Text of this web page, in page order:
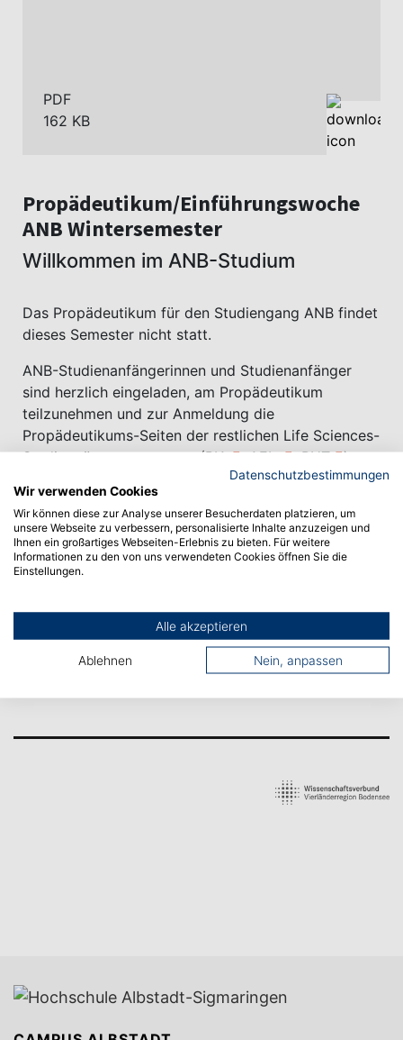
Propädeutikum/Einführungswoche
ANB Wintersemester
Willkommen im ANB-Studium
Das Propädeutikum für den Studiengang ANB findet
dieses Semester nicht statt.
ANB-Studienanfängerinnen und Studienanfänger
sind herzlich eingeladen, am Propädeutikum
teilzunehmen und zur Anmeldung die
Propädeutikums-Seiten der restlichen Life Sciences-
Studiengängen zu nutzen (BIA ,AEL, ,PHT
).
Hierbei empfehlen wir den Studiengang zur
Anmeldung auszuwählen, dessen Angebote Ihre
Interessen am besten abdecken.
Wir freuen uns auf Ihre Teilnahme.
mich wenden.
Mit besten Grüßen
PDF
162 KB
Datenschutzbestimmungen
Wir verwenden Cookies
Wir können diese zur Analyse unserer Besucherdaten platzieren, um
unsere Webseite zu verbessern, personalisierte Inhalte anzuzeigen und
Ihnen ein großartiges Webseiten-Erlebnis zu bieten. Für weitere
Informationen zu den von uns verwendeten Cookies öffnen Sie die
Einstellungen.
Alle akzeptieren
Ablehnen Nein, anpassen